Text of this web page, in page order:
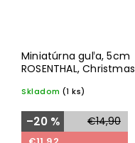
Miniatúrna guľa, 5cm
ROSENTHAL, Christmas
Skladom (1 ks)
€14,90
–20 %